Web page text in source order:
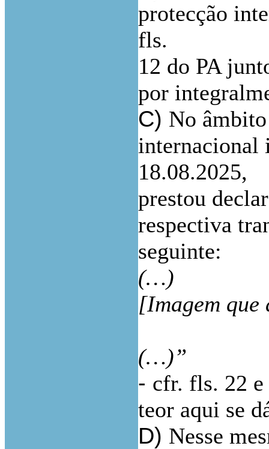
protecção
fls.
12 do PA
por
C) No
internacional
18.08.2025,
prestou
respectiva
seguinte:
(…)
[Imagem
(…)”
- cfr. fls. 22 e
teor aqui se
D) Nesse